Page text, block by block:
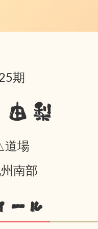
期
梨
場
南部
ール